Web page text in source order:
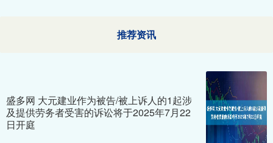
推荐资讯
盛多网 大元建业作为被告/被上诉人的1起涉
及提供劳务者受害的诉讼将于2025年7月22
日开庭